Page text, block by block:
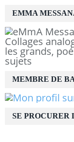
EMMA
Collages
les grands,
sujets
MEMBRE DE
SE